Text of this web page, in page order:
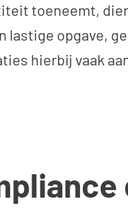
toeneemt,
lastige opgave,
hierbij vaak